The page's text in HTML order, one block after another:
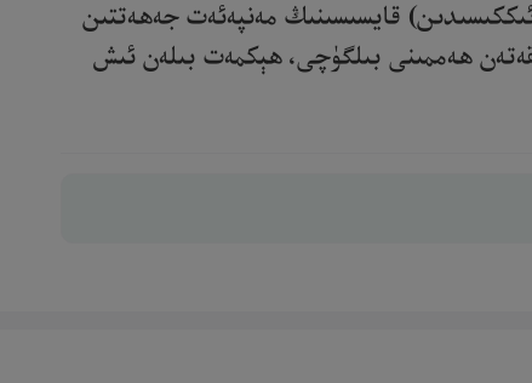
ئىككىسىدىن) قايسىسىنىڭ مەنپەئەت جەھەتتىن
ھەممىنى بىلگۈچى، ھېكمەت بىلەن ئىش